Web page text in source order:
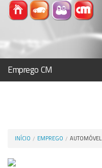
Emprego CM
INÍCIO EMPREGO AUTOMÓVEL